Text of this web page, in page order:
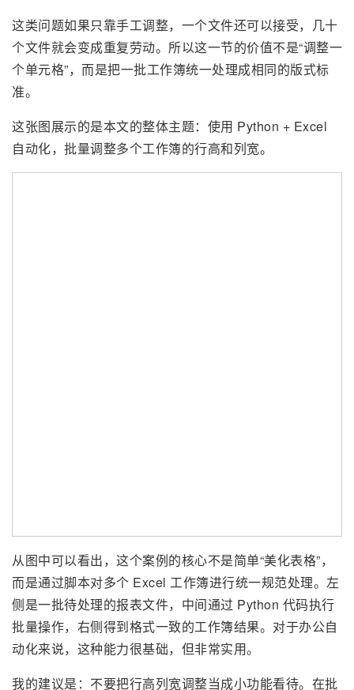
这类问题如果只靠手工调整，一个文件还可以接受，几十
个文件就会变成重复劳动。所以这一节的价值不是“调整一
个单元格”，而是把一批工作簿统一处理成相同的版式标
准。
这张图展示的是本文的整体主题：使用 Python + Excel
自动化，批量调整多个工作簿的行高和列宽。
从图中可以看出，这个案例的核心不是简单“美化表格”，
而是通过脚本对多个 Excel 工作簿进行统一规范处理。左
侧是一批待处理的报表文件，中间通过 Python 代码执行
批量操作，右侧得到格式一致的工作簿结果。对于办公自
动化来说，这种能力很基础，但非常实用。
我的建议是：不要把行高列宽调整当成小功能看待。在批